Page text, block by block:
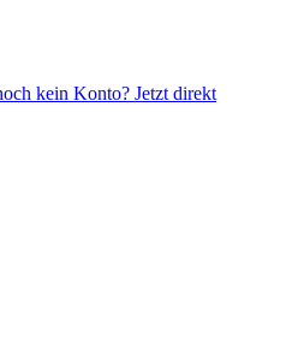
kein Konto? Jetzt direkt